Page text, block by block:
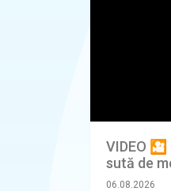
VIDEO
sută de
06.08.2026